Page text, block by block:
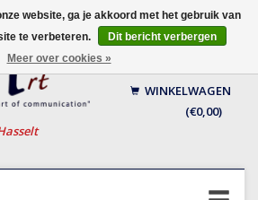
English
Français
WINKELWAGEN
(€0,00)
website, ga je akkoord met het gebruik van
te verbeteren.
Dit bericht verbergen
Meer over cookies »